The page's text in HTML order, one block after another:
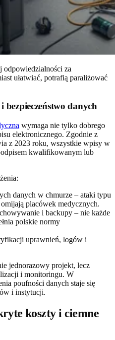
odpowiedzialności za
ułatwiać, potrafią paraliżować
danych
wymaga nie tylko dobrego
elektronicznego. Zgodnie z
z 2023 roku, wszystkie wpisy w
kwalifikowanym lub
danych w chmurze – ataki typu
placówek medycznych.
i backupy – nie każde
polskie normy
uprawnień, logów i
jednorazowy projekt, lecz
i monitoringu. W
poufności danych staje się
i instytucji.
koszty i ciemne